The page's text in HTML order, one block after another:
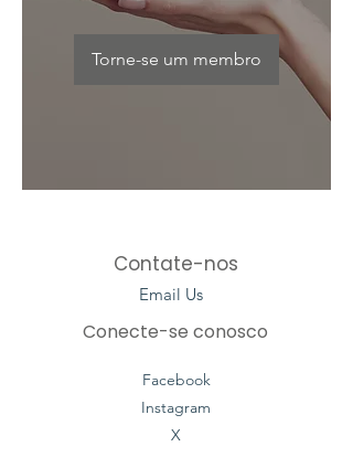
Torne-se um membro
Contate-nos
Email Us
Conecte-se conosco
Facebook
Instagram
X